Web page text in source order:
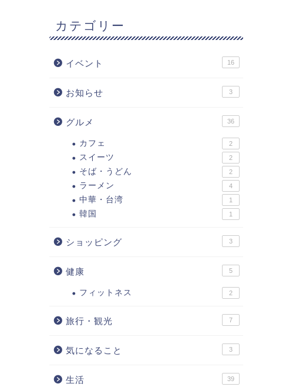
カテゴリー
イベント 16
お知らせ 3
グルメ 36
カフェ 2
スイーツ 2
そば・うどん 2
ラーメン 4
中華・台湾 1
韓国 1
ショッピング 3
健康 5
フィットネス 2
旅行・観光 7
気になること 3
生活 39